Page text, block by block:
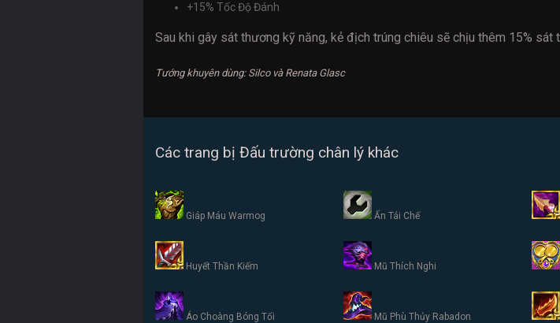
+15% Tốc Độ Đánh
Sau khi gây sát thương kỹ năng, kẻ địch trúng chiêu sẽ chịu thêm 15%
Tướng khuyên dùng: Silco và Renata Glasc
Các trang bị Đấu trường chân lý khác
Giáp Máu Warmog Ấn Tái Chế
Huyết Thần Kiếm Mũ Thích Nghi
Áo Choàng Bóng Tối Mũ Phù Thủy Rabadon